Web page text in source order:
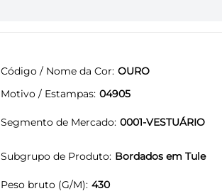
Código / Nome da Cor OURO
Motivo / Estampas 04905
Segmento de Mercado 0001-VESTUÁRIO
Subgrupo de Produto Bordados em Tule
Peso bruto (G/M) 430